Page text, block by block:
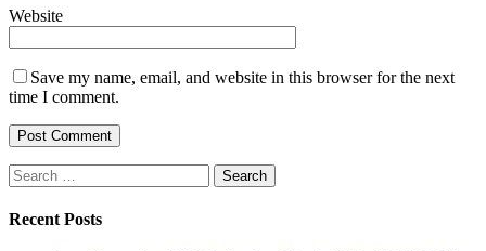
Website
Save my name, email, and website in this browser for the next
time I comment.
Search
for:
Recent Posts